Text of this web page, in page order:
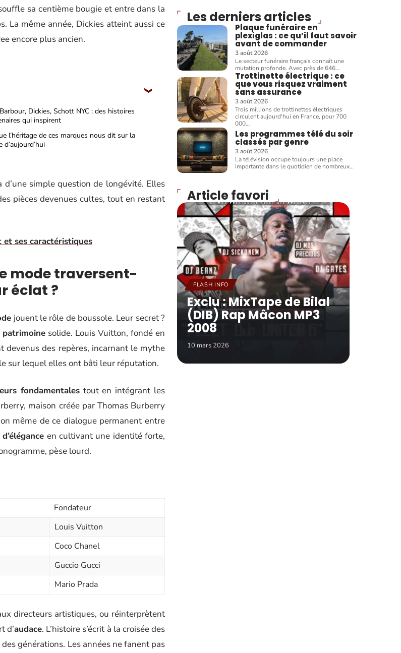
sa centième bougie et entre dans la
La même année, Dickies atteint aussi ce
encore plus ancien.
Dickies, Schott NYC : des histoires
qui inspirent
l’héritage de ces marques nous dit sur la
d’aujourd’hui
simple question de longévité. Elles
pièces devenues cultes, tout en restant
ses caractéristiques
mode traversent-
éclat ?
jouent le rôle de boussole. Leur secret ?
patrimoinesolide. Louis Vuitton, fondé en
devenus des repères, incarnant le mythe
sur lequel elles ont bâti leur réputation.
fondamentalestout en intégrant les
maison créée par Thomas Burberry
même de ce dialogue permanent entre
en cultivant une identité forte,
pèse lourd.
Fondateur
Louis Vuitton
Coco Chanel
Guccio Gucci
Mario Prada
directeurs artistiques, ou réinterprètent
d’audace. L’histoire s’écrit à la croisée des
générations. Les années ne fanent pas
Les derniers articles
Plaque funéraire en
plexiglas : ce qu’il faut savoir
avant de commander
3 août 2026
Le secteur funéraire français connaît une
mutation profonde. Avec près de 646…
Trottinette électrique : ce
que vous risquez vraiment
sans assurance
3 août 2026
Trois millions de trottinettes électriques
circulent aujourd'hui en France, pour 700
000…
Les programmes télé du soir
classés par genre
3 août 2026
La télévision occupe toujours une place
importante dans le quotidien de nombreux…
Article favori
FLASH INFO
Exclu : MixTape de Bilal
(DIB) Rap Mâcon MP3
2008
10 mars 2026